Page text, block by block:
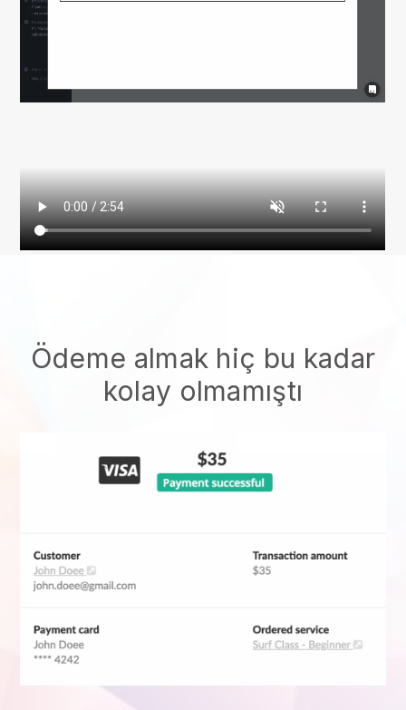
Ödeme almak hiç bu kadar
kolay olmamıştı